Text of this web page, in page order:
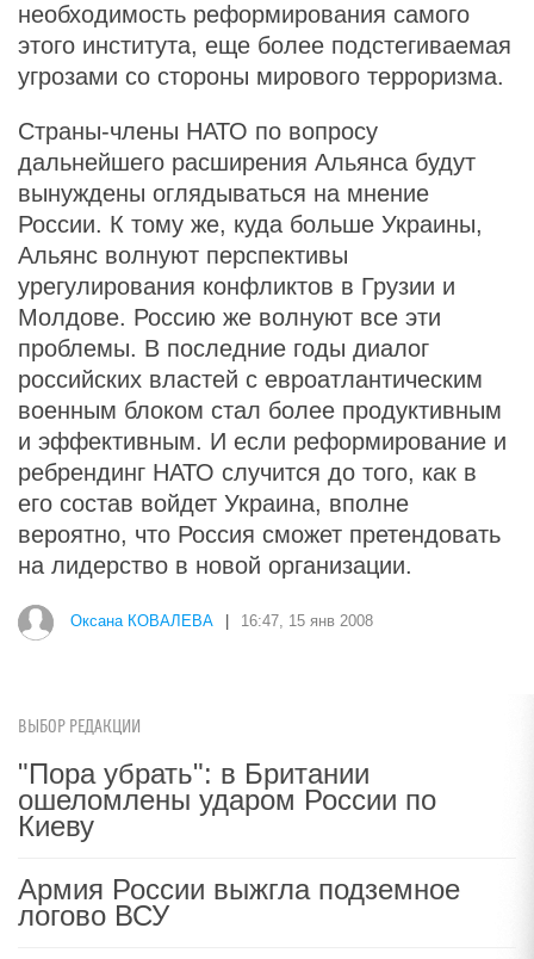
необходимость реформирования самого
этого института, еще более подстегиваемая
угрозами со стороны мирового терроризма.
Страны-члены НАТО по вопросу
дальнейшего расширения Альянса будут
вынуждены оглядываться на мнение
России. К тому же, куда больше Украины,
Альянс волнуют перспективы
урегулирования конфликтов в Грузии и
Молдове. Россию же волнуют все эти
проблемы. В последние годы диалог
российских властей с евроатлантическим
военным блоком стал более продуктивным
и эффективным. И если реформирование и
ребрендинг НАТО случится до того, как в
его состав войдет Украина, вполне
вероятно, что Россия сможет претендовать
на лидерство в новой организации.
Оксана КОВАЛЕВА 16:47, 15 янв 2008
ВЫБОР РЕДАКЦИИ
"Пора убрать": в Британии
ошеломлены ударом России по
Киеву
Армия России выжгла подземное
логово ВСУ